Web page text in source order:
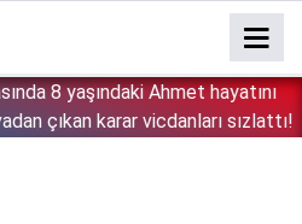
kalmayacak'' demişti: Bakan
ölümünü mercek altına